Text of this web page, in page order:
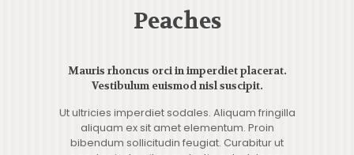
Peaches
Mauris rhoncus orci in imperdiet placerat.
Vestibulum euismod nisl suscipit.
Ut ultricies imperdiet sodales. Aliquam fringilla
aliquam ex sit amet elementum. Proin
bibendum sollicitudin feugiat. Curabitur ut